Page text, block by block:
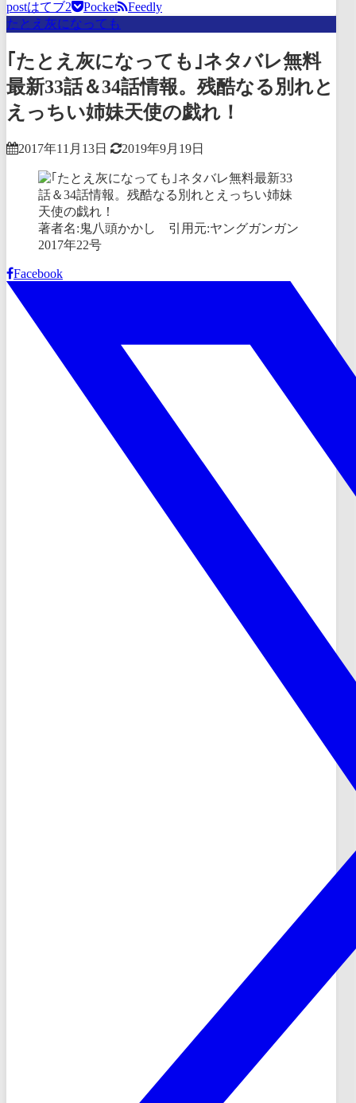
postはてブ2 Pocket
Feedly
たとえ灰になっても
｢たとえ灰になっても｣ネタバレ無料
最新33話＆34話情報。残酷なる別れと
えっちい姉妹天使の戯れ！
2017年11月13日 2019年9月19日
著者名:鬼八頭かかし 引用元:ヤングガンガン
2017年22号
Facebook